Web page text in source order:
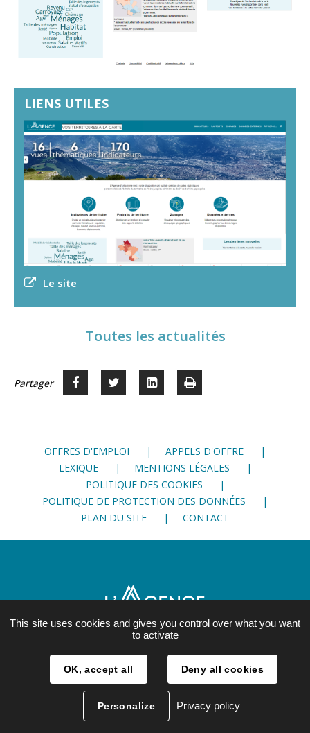
LIENS UTILES
Le site
Toutes les actualités
Partager Partager
Partager
Voir
Imprimer
OFFRES D'EMPLOI
APPELS D'OFFRE
LEXIQUE
MENTIONS LÉGALES
POLITIQUE DES COOKIES
POLITIQUE DE PROTECTION DES DONNÉES
PLAN DU SITE
CONTACT
38 000 Grenoble
04 76 28 86 00
This site uses cookies and gives you control over what you want
to activate
OK, accept all Deny all cookies
Personalize Privacy policy